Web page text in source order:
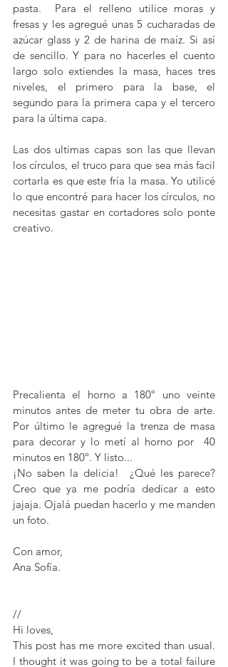
pasta.  Para el relleno utilice moras y
fresas y les agregué unas 5 cucharadas de
azúcar glass y 2 de harina de maíz. Si así
de sencillo. Y para no hacerles el cuento
largo solo extiendes la masa, haces tres
niveles, el primero para la base, el
segundo para la primera capa y el tercero
para la última capa.
Las dos ultimas capas son las que llevan
los círculos, el truco para que sea más facil
cortarla es que este fría la masa. Yo utilicé
lo que encontré para hacer los círculos, no
necesitas gastar en cortadores solo ponte
creativo.
Precalienta el horno a 180º uno veinte
minutos antes de meter tu obra de arte.
Por último le agregué la trenza de masa
para decorar y lo metí al horno por  40
minutos en 180º. Y listo...
¡No saben la delicia!  ¿Qué les parece?
Creo que ya me podría dedicar a esto
jajaja. Ojalá puedan hacerlo y me manden
un foto.
Con amor,
Ana Sofía.
//
Hi loves,
This post has me more excited than usual.
I thought it was going to be a total failure